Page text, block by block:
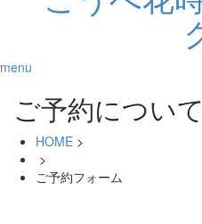
menu
ご予約について
HOME >
>
ご予約フォーム